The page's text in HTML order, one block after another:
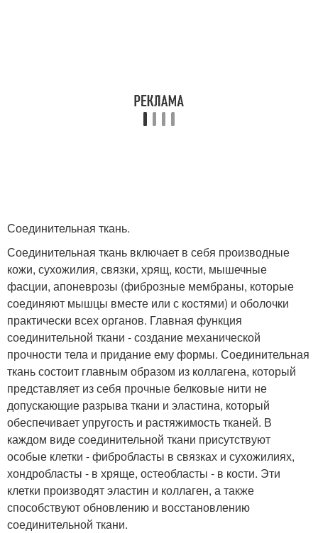
Соединительная ткань.
Соединительная ткань включает в себя производные
кожи, сухожилия, связки, хрящ, кости, мышечные
фасции, апоневрозы (фиброзные мембраны, которые
соединяют мышцы вместе или с костями) и оболочки
практически всех органов. Главная функция
соединительной ткани - создание механической
прочности тела и придание ему формы. Соединительная
ткань состоит главным образом из коллагена, который
представляет из себя прочные белковые нити не
допускающие разрыва ткани и эластина, который
обеспечивает упругость и растяжимость тканей. В
каждом виде соединительной ткани присутствуют
особые клетки - фибробласты в связках и сухожилиях,
хондробласты - в хряще, остеобласты - в кости. Эти
клетки производят эластин и коллаген, а также
способствуют обновлению и восстановлению
соединительной ткани.